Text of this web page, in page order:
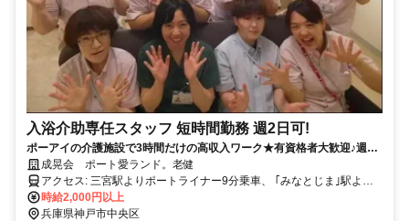
入浴介助専任スタッフ 短時間勤務 週2日可!
ポーアイの介護施設で3時間だけの高収入ワーク★有資格者大歓迎♪週2
日～OK★
成晃会 ポート愛ランド。老健
アクセス: 三宮駅よりポートライナー9分乗車、 ｢みなとじま｣駅より
徒歩1分(ほぼ直結) ※マイカー通勤OK(無料駐車場有)
時給2,000円以上
兵庫県神戸市中央区